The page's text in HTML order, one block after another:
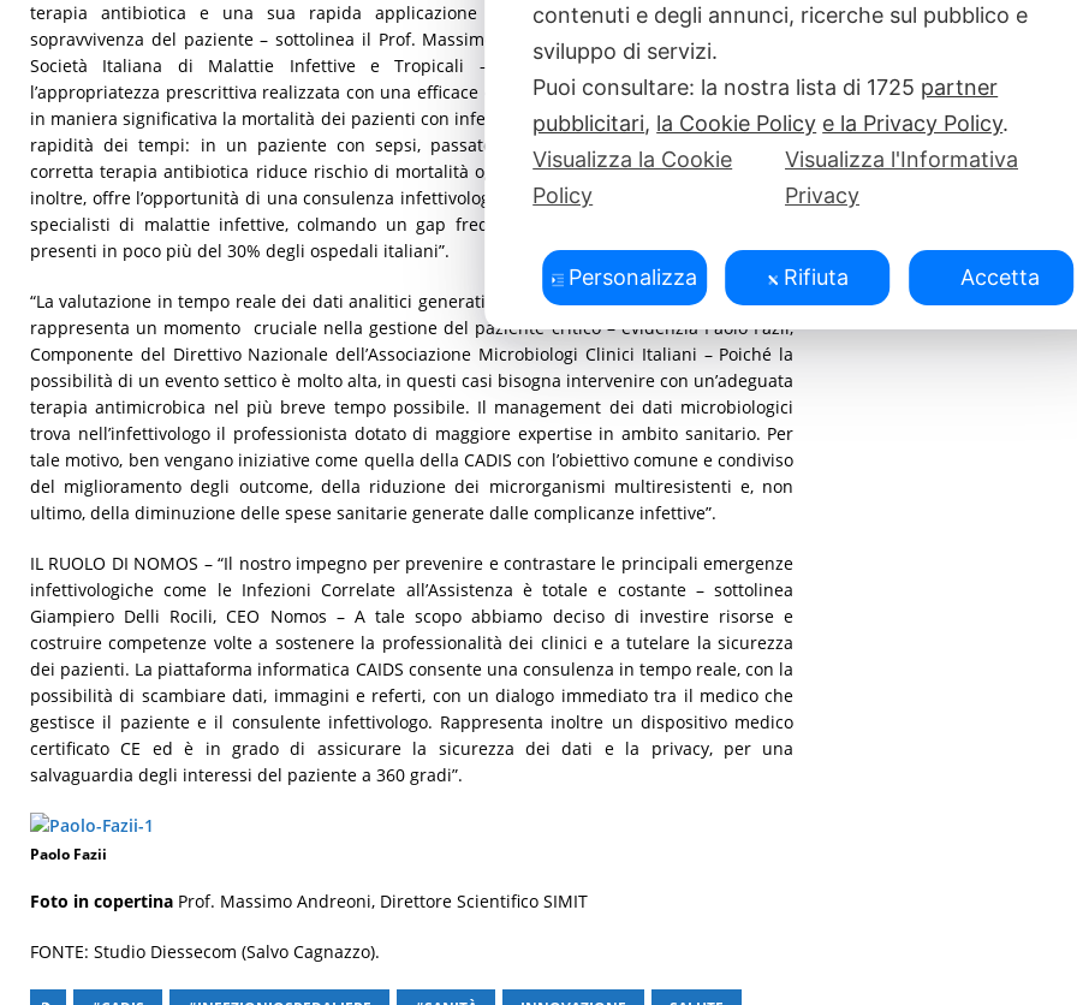
terapia antibiotica e una sua rapida applicazione per incrementare la possibilità di
sopravvivenza del paziente – sottolinea il Prof. Massimo Andreoni, Direttore Scientifico della
Società Italiana di Malattie Infettive e Tropicali – Numerosi studi confermano che
l’appropriatezza prescrittiva realizzata con una efficace consulenza infettivologica può ridurre
in maniera significativa la mortalità dei pazienti con infezioni gravi. Altrettanto importante è la
rapidità dei tempi: in un paziente con sepsi, passate sei ore, la somministrazione della
corretta terapia antibiotica riduce rischio di mortalità ogni ora dell’8%. La piattaforma CADIS,
inoltre, offre l’opportunità di una consulenza infettivologica anche in quei centri non dotati di
specialisti di malattie infettive, colmando un gap frequente, visto che questi reparti sono
presenti in poco più del 30% degli ospedali italiani”.
“La valutazione in tempo reale dei dati analitici generati dai laboratori di microbiologia clinica
rappresenta un momento cruciale nella gestione del paziente critico – evidenzia Paolo Fazii,
Componente del Direttivo Nazionale dell’Associazione Microbiologi Clinici Italiani – Poiché la
possibilità di un evento settico è molto alta, in questi casi bisogna intervenire con un’adeguata
terapia antimicrobica nel più breve tempo possibile. Il management dei dati microbiologici
trova nell’infettivologo il professionista dotato di maggiore expertise in ambito sanitario. Per
tale motivo, ben vengano iniziative come quella della CADIS con l’obiettivo comune e condiviso
del miglioramento degli outcome, della riduzione dei microrganismi multiresistenti e, non
ultimo, della diminuzione delle spese sanitarie generate dalle complicanze infettive”.
IL RUOLO DI NOMOS – “Il nostro impegno per prevenire e contrastare le principali emergenze
infettivologiche come le Infezioni Correlate all’Assistenza è totale e costante – sottolinea
Giampiero Delli Rocili, CEO Nomos – A tale scopo abbiamo deciso di investire risorse e
costruire competenze volte a sostenere la professionalità dei clinici e a tutelare la sicurezza
dei pazienti. La piattaforma informatica CAIDS consente una consulenza in tempo reale, con la
possibilità di scambiare dati, immagini e referti, con un dialogo immediato tra il medico che
gestisce il paziente e il consulente infettivologo. Rappresenta inoltre un dispositivo medico
certificato CE ed è in grado di assicurare la sicurezza dei dati e la privacy, per una
salvaguardia degli interessi del paziente a 360 gradi”.
Paolo Fazii
Foto in copertina Prof. Massimo Andreoni, Direttore Scientifico SIMIT
FONTE: Studio Diessecom (Salvo Cagnazzo).
contenuti e degli annunci, ricerche sul pubblico e
sviluppo di servizi.
Puoi consultare: la nostra lista di 1725 partner
pubblicitari, la Cookie Policy e la Privacy Policy.
Visualizza la Cookie
Policy
Visualizza l'Informativa
Privacy
Personalizza Rifiuta Accetta